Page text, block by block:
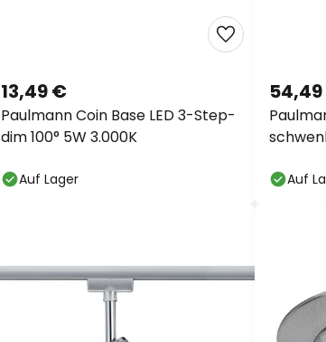
Paulmann Coin Base LED 3-Step-
dim 100° 5W 3.000K
13,49 €
Auf Lager Auf